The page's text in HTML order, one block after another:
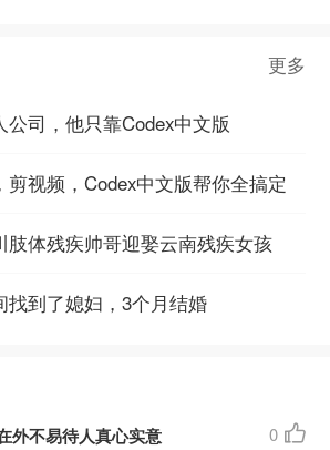
更多
司，他只靠Codex中文版
视频，Codex中文版帮你全搞定
肢体残疾帅哥迎娶云南残疾女孩
找到了媳妇，3个月结婚
外不易待人真心实意 0 